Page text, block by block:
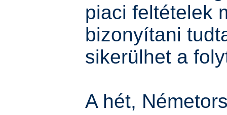
piaci feltételek
bizonyítani
sikerülhet a
A hét,